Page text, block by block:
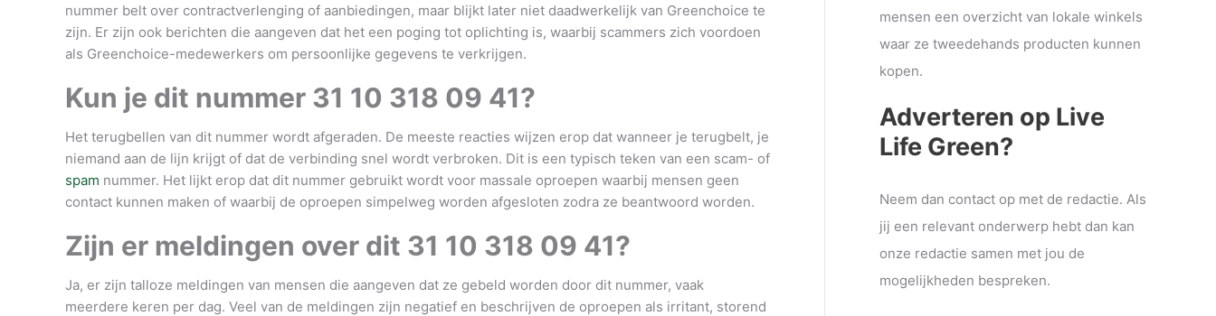
nummer belt over contractverlenging of aanbiedingen, maar blijkt later niet daadwerkelijk van Greenchoice te
zijn. Er zijn ook berichten die aangeven dat het een poging tot oplichting is, waarbij scammers zich voordoen
als Greenchoice-medewerkers om persoonlijke gegevens te verkrijgen.
Kun je dit nummer 31 10 318 09 41?
Het terugbellen van dit nummer wordt afgeraden. De meeste reacties wijzen erop dat wanneer je terugbelt, je
niemand aan de lijn krijgt of dat de verbinding snel wordt verbroken. Dit is een typisch teken van een scam- of
spam nummer. Het lijkt erop dat dit nummer gebruikt wordt voor massale oproepen waarbij mensen geen
contact kunnen maken of waarbij de oproepen simpelweg worden afgesloten zodra ze beantwoord worden.
Zijn er meldingen over dit 31 10 318 09 41?
Ja, er zijn talloze meldingen van mensen die aangeven dat ze gebeld worden door dit nummer, vaak
meerdere keren per dag. Veel van de meldingen zijn negatief en beschrijven de oproepen als irritant, storend
mensen een overzicht van lokale winkels
waar ze tweedehands producten kunnen
kopen.
Adverteren op Live
Life Green?
Neem dan contact op met de redactie. Als
jij een relevant onderwerp hebt dan kan
onze redactie samen met jou de
mogelijkheden bespreken.